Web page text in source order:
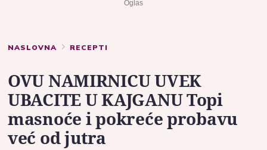
NASLOVNA RECEPTI
OVU NAMIRNICU UVEK
UBACITE U KAJGANU Topi
masnoće i pokreće probavu
već od jutra